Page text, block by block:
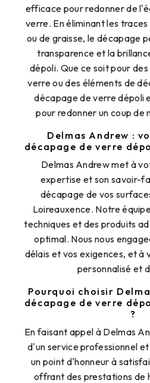
efficace pour redonner de
verre. En éliminant les
ou de graisse, le décapage
transparence et la
dépoli. Que ce soit pour
verre ou des éléments de
décapage de verre dépoli
pour redonner un coup de
Delmas Andrew :
décapage de verre
Delmas Andrew met à
expertise et son savoir-
décapage de vos
Loireauxence. Notre
techniques et des produits
optimal. Nous nous
délais et vos exigences, et à
personnalisé et
Pourquoi choisir
décapage de verre
?
En faisant appel à Delmas
d'un service professionnel
un point d'honneur à
offrant des prestations de